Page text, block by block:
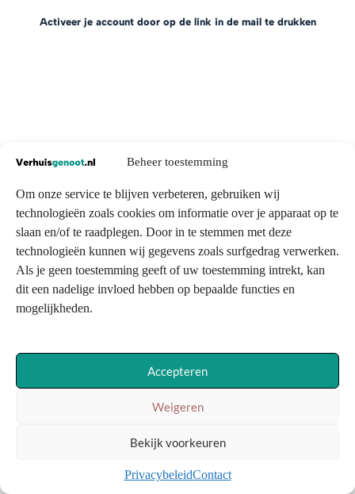
Beheer toestemming
Om onze service te blijven verbeteren, gebruiken wij
technologieën zoals cookies om informatie over je apparaat op te
slaan en/of te raadplegen. Door in te stemmen met deze
technologieën kunnen wij gegevens zoals surfgedrag verwerken.
Als je geen toestemming geeft of uw toestemming intrekt, kan
dit een nadelige invloed hebben op bepaalde functies en
mogelijkheden.
Accepteren
Weigeren
Bekijk voorkeuren
PrivacybeleidContact
Activeer je account door op de link in de mail te drukken